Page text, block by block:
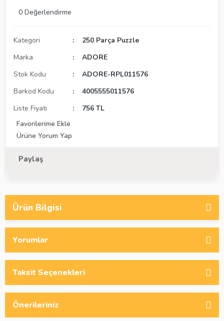
0 Değerlendirme
Kategori
250 Parça Puzzle
Marka
ADORE
Stok Kodu
ADORE-RPL011576
Barkod Kodu
4005555011576
Liste Fiyatı
756 TL
Ürüne Yorum Yap
Paylaş
Ürün Bilgisi
Yorumlar
Taksit Seçenekleri
Önerileriniz